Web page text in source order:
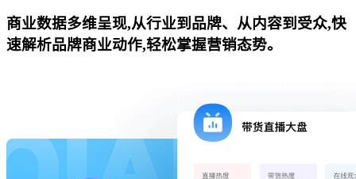
商业数据多维呈现,从行业到品牌、从内容到受众,快
速解析品牌商业动作,轻松掌握营销态势。